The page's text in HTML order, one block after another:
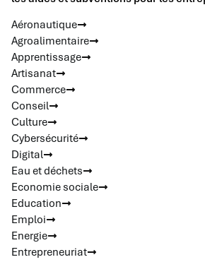
Aéronautique
Agroalimentaire
Apprentissage
Artisanat
Commerce
Conseil
Culture
Cybersécurité
Digital
Eau et déchets
Economie sociale
Education
Emploi
Energie
Entrepreneuriat